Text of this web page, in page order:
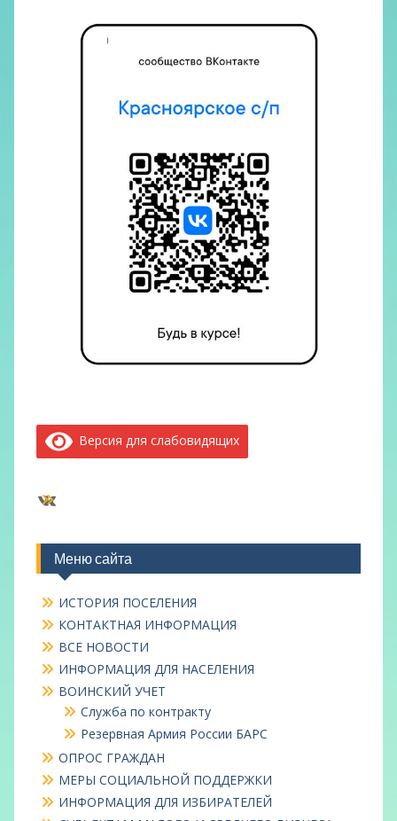
Версия для слабовидящих
ВКонтакте
Меню сайта
ИСТОРИЯ ПОСЕЛЕНИЯ
КОНТАКТНАЯ ИНФОРМАЦИЯ
ВСЕ НОВОСТИ
ИНФОРМАЦИЯ ДЛЯ НАСЕЛЕНИЯ
ВОИНСКИЙ УЧЕТ
Служба по контракту
Резервная Армия России БАРС
ОПРОС ГРАЖДАН
МЕРЫ СОЦИАЛЬНОЙ ПОДДЕРЖКИ
ИНФОРМАЦИЯ ДЛЯ ИЗБИРАТЕЛЕЙ